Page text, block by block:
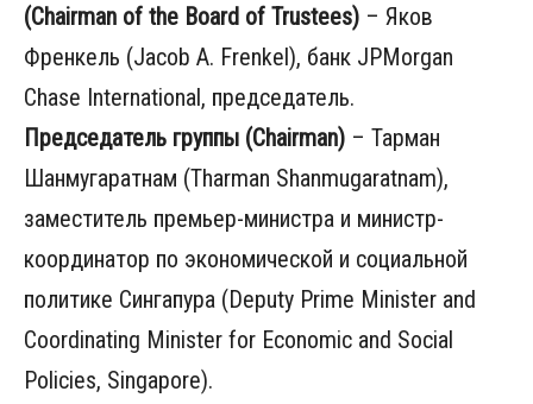
(Chairman of the Board of Trustees) – Яков
Френкель (Jacob A. Frenkel), банк JPMorgan
Chase International, председатель.
Председатель группы (Chairman) – Тарман
Шанмугаратнам (Tharman Shanmugaratnam),
заместитель премьер-министра и министр-
координатор по экономической и социальной
политике Сингапура (Deputy Prime Minister and
Coordinating Minister for Economic and Social
Policies, Singapore).